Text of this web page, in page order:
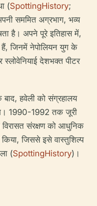
(SpottingHistory;
सममित अग्रभाग, भव्य
है। अपने पूरे इतिहास में,
हैं, जिनमें नेपोलियन युग के
स्लोवेनियाई देशभक्त पीटर
बाद, हवेली को संग्रहालय
1990-1992 तक जूरी
संरक्षण को आधुनिक
जिससे इसे वास्तुशिल्प
(SpottingHistory)।